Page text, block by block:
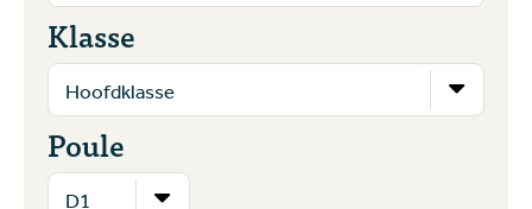
Klasse
Poule